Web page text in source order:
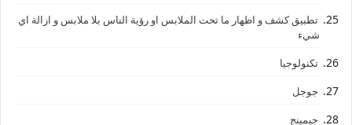
تطبيق كشف و اظهار ما تحت الملابس او رؤية الناس بلا ملابس و ازالة اي
شيء
تكنولوجيا
جوجل
جيمينج